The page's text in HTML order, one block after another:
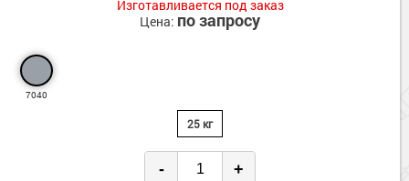
Изготавливается под заказ
Цена: по запросу
7040
25 кг
- +